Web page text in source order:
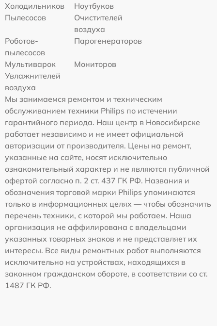
Холодильников
Ноутбуков
Пылесосов
Очистителей
воздуха
Роботов-
пылесосов
Парогенераторов
Мультиварок
Мониторов
Увлажнителей
воздуха
Мы занимаемся ремонтом и техническим
обслуживанием техники Philips по истечении
гарантийного периода. Наш центр в Новосибирске
работает независимо и не имеет официальной
авторизации от производителя. Цены на ремонт,
указанные на сайте, носят исключительно
ознакомительный характер и не являются публичной
офертой согласно п. 2 ст. 437 ГК РФ. Названия и
обозначения торговой марки Philips упоминаются
только в информационных целях — чтобы обозначить
перечень техники, с которой мы работаем. Наша
организация не аффилирована с владельцами
указанных товарных знаков и не представляет их
интересы. Все виды ремонтных работ выполняются
исключительно на устройствах, находящихся в
законном гражданском обороте, в соответствии со ст.
1487 ГК РФ.